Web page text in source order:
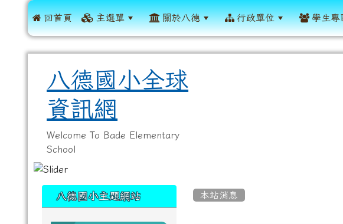
 回首頁 主選單 關於八德 行政單位 學生專
八德國小全球
資訊網
Welcome To Bade Elementary
School
本站消息
八德國小主題網站